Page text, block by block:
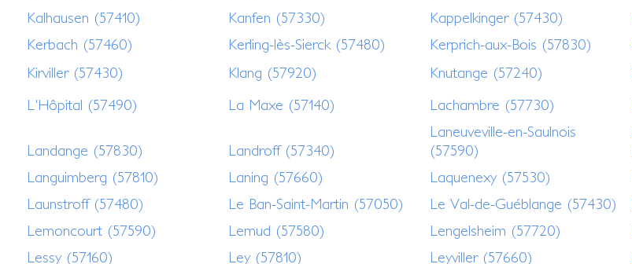
Kalhausen (57410)
Kanfen (57330) Kappelkinger (57430)
Kerbach (57460)
Kerling-lès-Sierck (57480) Kerprich-aux-Bois (57830)
Kirviller (57430)
Klang (57920) Knutange (57240)
L'Hôpital (57490)
La Maxe (57140) Lachambre (57730)
Landange (57830) Landroff (57340)
Laneuveville-en-Saulnois
(57590)
Languimberg (57810)
Laning (57660) Laquenexy (57530)
Launstroff (57480)
Le Ban-Saint-Martin (57050) Le Val-de-Guéblange (57430)
Lemoncourt (57590)
Lemud (57580) Lengelsheim (57720)
Lessy (57160)
Ley (57810) Leyviller (57660)